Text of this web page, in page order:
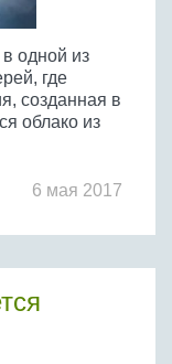
одной из
где
созданная в
облако из
6 мая 2017